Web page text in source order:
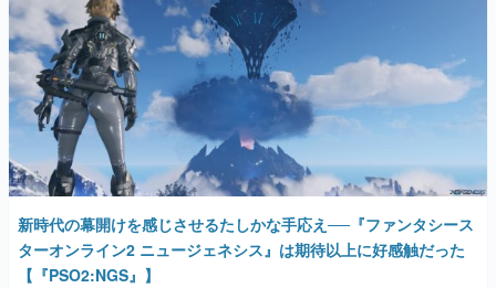
新時代の幕開けを感じさせるたしかな手応え──『ファンタシース
ターオンライン2 ニュージェネシス』は期待以上に好感触だった
【『PSO2:NGS』】